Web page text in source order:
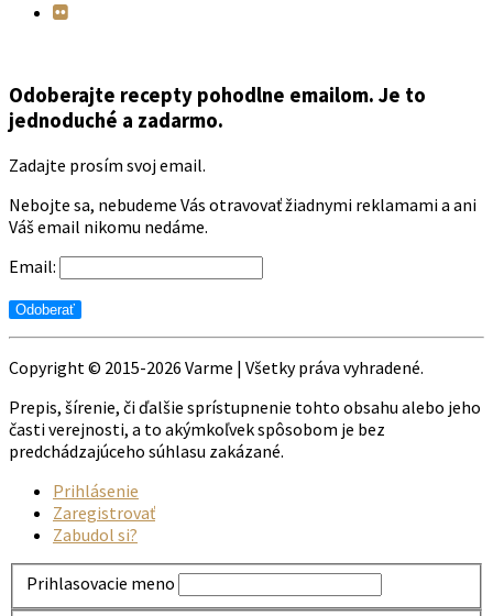
Odoberajte recepty pohodlne emailom. Je to
jednoduché a zadarmo.
Zadajte prosím svoj email.
Nebojte sa, nebudeme Vás otravovať žiadnymi reklamami a ani
Váš email nikomu nedáme.
Email:
Copyright © 2015-2026 Varme | Všetky práva vyhradené.
Prepis, šírenie, či ďalšie sprístupnenie tohto obsahu alebo jeho
časti verejnosti, a to akýmkoľvek spôsobom je bez
predchádzajúceho súhlasu zakázané.
Prihlásenie
Zaregistrovať
Zabudol si?
Prihlasovacie meno